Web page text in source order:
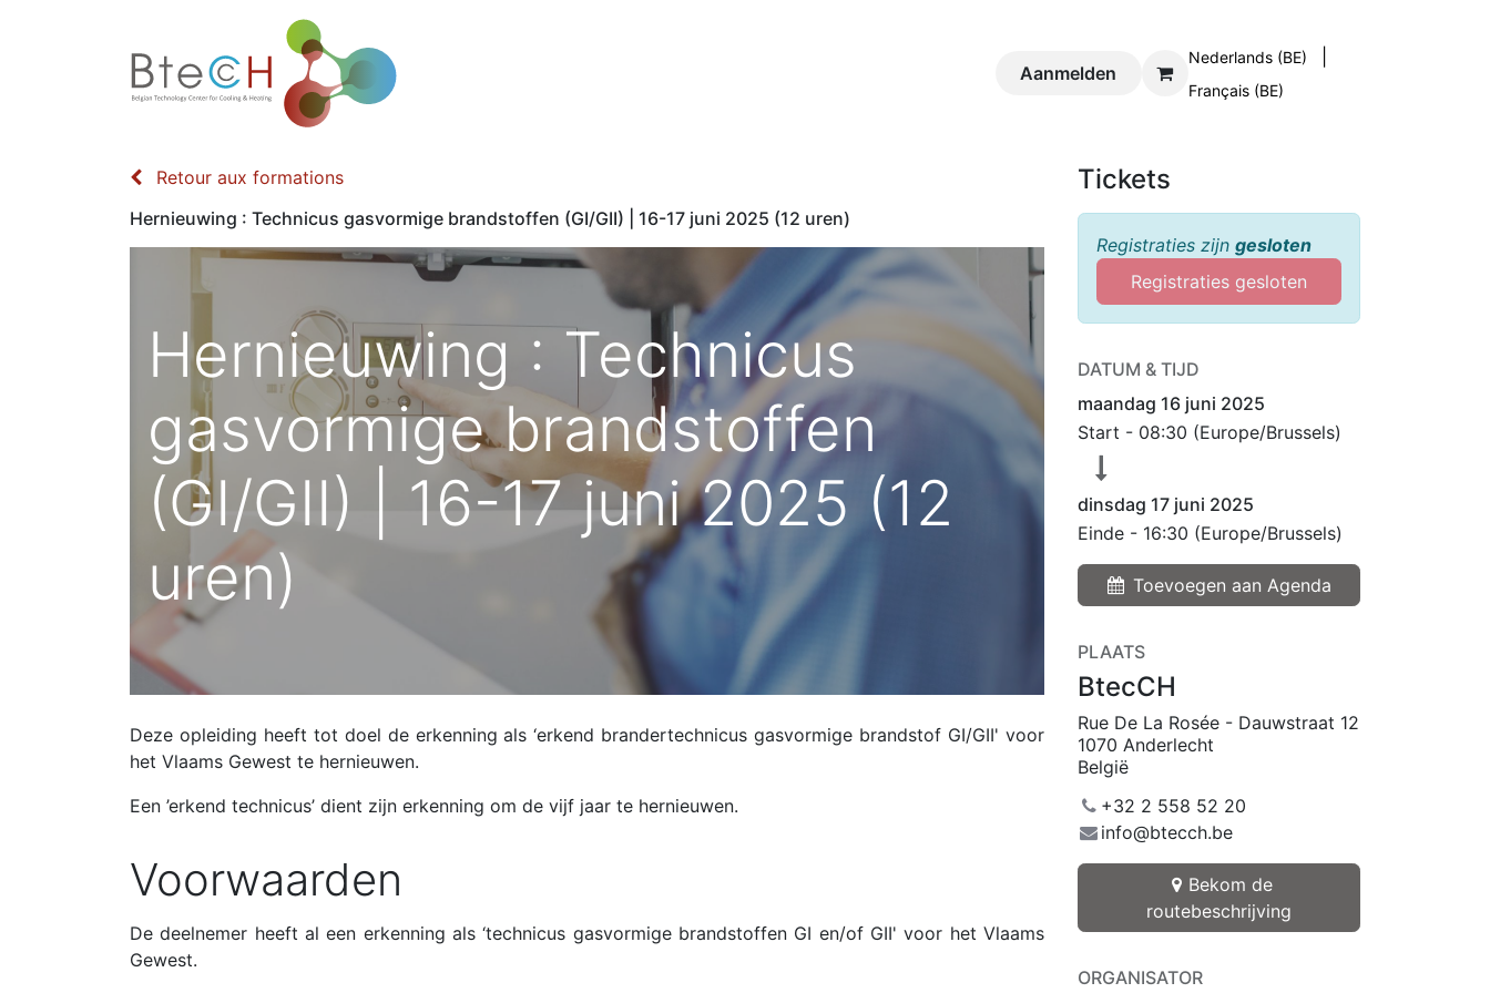
Contact
Aanmelden
Nederlands (BE)
Français (BE)
Retour aux formations
Hernieuwing : Technicus gasvormige brandstoffen (GI/GII) | 16-17 juni 2025 (12 uren)
Hernieuwing : Technicus
gasvormige brandstoffen
(GI/GII) | 16-17 juni 2025 (12
uren)
Deze opleiding heeft tot doel de erkenning als ‘erkend brandertechnicus gasvormige brandstof GI/GII' voor
het Vlaams Gewest te hernieuwen.
Een ’erkend technicus’ dient zijn erkenning om de vijf jaar te hernieuwen.
Voorwaarden
De deelnemer heeft al een erkenning als ‘technicus gasvormige brandstoffen GI en/of GII' voor het Vlaams
Gewest.
Tickets
Registraties zijn gesloten
Registraties gesloten
DATUM & TIJD
maandag 16 juni 2025
Start - 08:30 (Europe/Brussels)
dinsdag 17 juni 2025
Einde - 16:30 (Europe/Brussels)
Toevoegen aan Agenda
PLAATS
BtecCH
Rue De La Rosée - Dauwstraat 12
1070 Anderlecht
België
+32 2 558 52 20
info@btecch.be
Bekom de
routebeschrijving
ORGANISATOR